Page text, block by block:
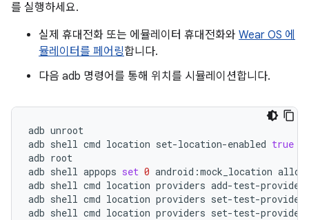
를 실행하세요.
실제 휴대전화 또는 에뮬레이터 휴대전화와 Wear OS 에
뮬레이터를 페어링합니다.
다음 adb 명령어를 통해 위치를 시뮬레이션합니다.
adb unroot
adb shell cmd location set-location-enabled true
adb root
adb shell appops set 0 android:mock_location allow
adb shell cmd location providers add-test-provider
adb shell cmd location providers set-test-provider-
adb shell cmd location providers set-test-